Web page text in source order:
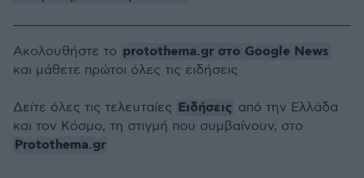
Ακολουθήστε το protothema.gr στο Google News
και μάθετε πρώτοι όλες τις ειδήσεις
Δείτε όλες τις τελευταίες Ειδήσεις από την Ελλάδα
και τον Κόσμο, τη στιγμή που συμβαίνουν, στο
Protothema.gr